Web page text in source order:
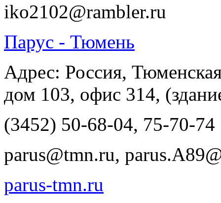
iko2102@rambler.ru
Парус - Тюмень
Адрес: Россия,
дом 103, офис 314,
(3452) 50-68-04, 75-70-74
parus@tmn.ru,
parus-tmn.ru